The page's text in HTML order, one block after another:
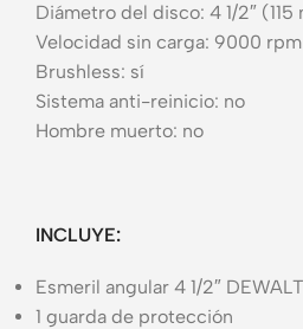
Diámetro del disco: 4 1/2″ (115
Velocidad sin carga: 9000 rpm
Brushless: sí
Sistema anti-reinicio: no
Hombre muerto: no
INCLUYE:
Esmeril angular 4 1/2″
1 guarda de protección